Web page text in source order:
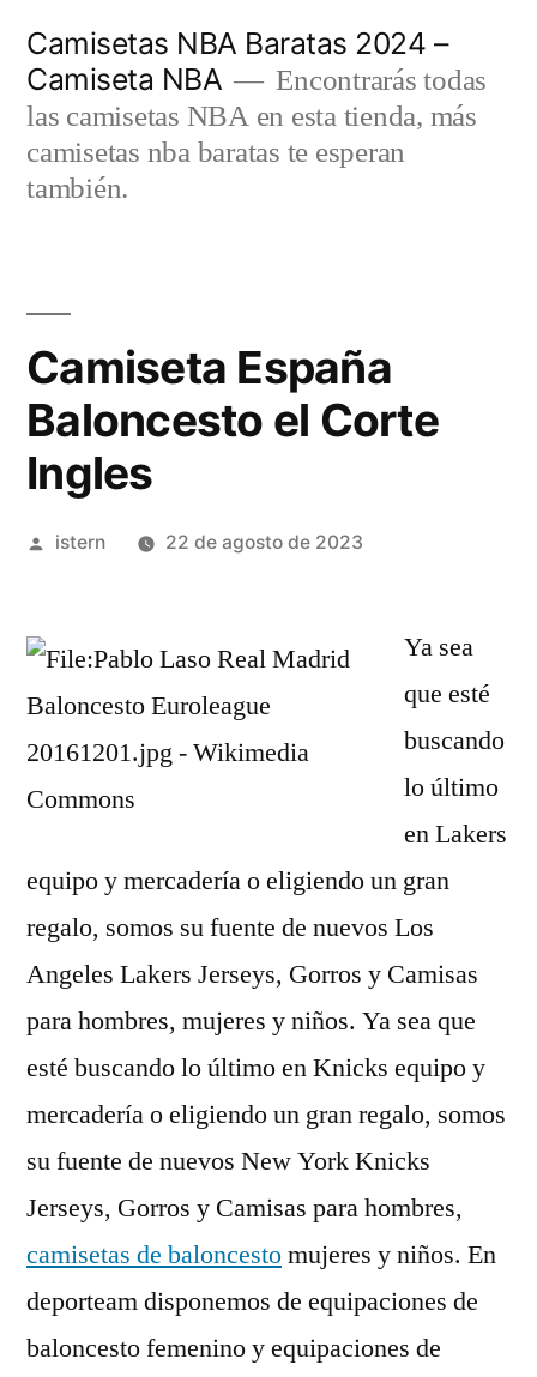
contenido
Camisetas NBA Baratas 2024 –
Camiseta NBA
Encontrarás todas
las camisetas NBA en esta tienda, más
camisetas nba baratas te esperan
también.
Camiseta España
Baloncesto el Corte
Ingles
Publicado
istern 22 de agosto de 2023
Ya sea
que esté
buscando
lo último
en Lakers
equipo y mercadería o eligiendo un gran
regalo, somos su fuente de nuevos Los
Angeles Lakers Jerseys, Gorros y Camisas
para hombres, mujeres y niños. Ya sea que
esté buscando lo último en Knicks equipo y
mercadería o eligiendo un gran regalo, somos
su fuente de nuevos New York Knicks
Jerseys, Gorros y Camisas para hombres,
camisetas de baloncestomujeres y niños. En
deporteam disponemos de equipaciones de
baloncesto femenino y equipaciones de